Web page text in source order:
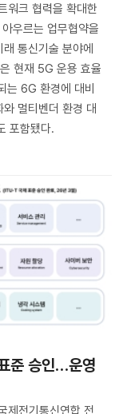
워크 협력을 확대한
우르는 업무협약을
통신기술 분야에
현재 5G 운용 효율
는 6G 환경에 대비
멀티벤더 환경 대
포함됐다.
준 승인…운영
제전기통신연합 전